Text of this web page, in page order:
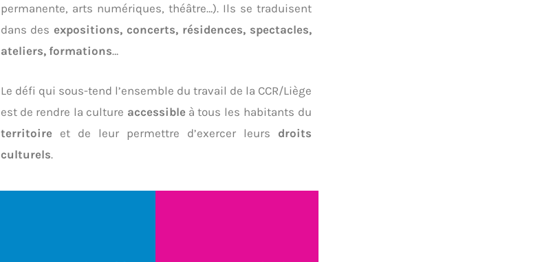
permanente, arts numériques, théâtre…). Ils se traduisent
dans des expositions, concerts, résidences, spectacles,
ateliers, formations…
Le défi qui sous-tend l’ensemble du travail de la CCR/Liège
est de rendre la culture accessible à tous les habitants du
territoire et de leur permettre d’exercer leurs droits
culturels.